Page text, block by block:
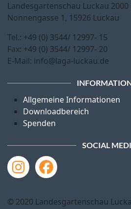
Landesgartenschau Luckau 2000
Nonnengasse 1, 15926 Luckau
Tel.: +49 (0) 3544/ 12997- 15
Fax: +49 (0) 3544/ 12997- 20
E-Mail: info@laga-luckau.de
Allgemeine Informationen
Downloadbereich
Spenden
SOCIAL
© 2020 Landesgartenschau